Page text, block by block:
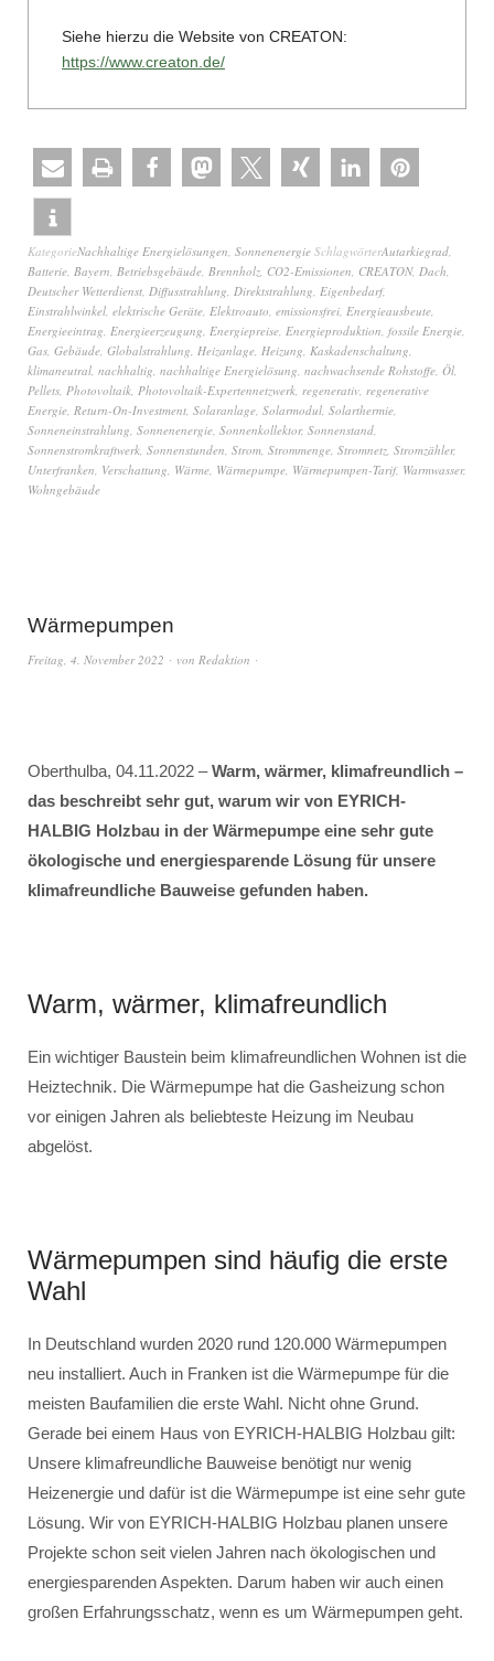
Siehe hierzu die Website von CREATON:
https://www.creaton.de/
KategorieNachhaltige Energielösungen, Sonnenenergie SchlagwörterAutarkiegrad,
Batterie, Bayern, Betriebsgebäude, Brennholz, CO2-Emissionen, CREATON, Dach,
Deutscher Wetterdienst, Diffusstrahlung, Direktstrahlung, Eigenbedarf,
Einstrahlwinkel, elektrische Geräte, Elektroauto, emissionsfrei, Energieausbeute,
Energieeintrag, Energieerzeugung, Energiepreise, Energieproduktion, fossile Energie,
Gas, Gebäude, Globalstrahlung, Heizanlage, Heizung, Kaskadenschaltung,
klimaneutral, nachhaltig, nachhaltige Energielösung, nachwachsende Rohstoffe, Öl,
Pellets, Photovoltaik, Photovoltaik-Expertennetzwerk, regenerativ, regenerative
Energie, Return-On-Investment, Solaranlage, Solarmodul, Solarthermie,
Sonneneinstrahlung, Sonnenenergie, Sonnenkollektor, Sonnenstand,
Sonnenstromkraftwerk, Sonnenstunden, Strom, Strommenge, Stromnetz, Stromzähler,
Unterfranken, Verschattung, Wärme, Wärmepumpe, Wärmepumpen-Tarif, Warmwasser,
Wohngebäude
Wärmepumpen
Freitag, 4. November 2022 von Redaktion
Oberthulba, 04.11.2022 –Warm, wärmer, klimafreundlich –
das beschreibt sehr gut, warum wir von EYRICH-
HALBIG Holzbau in der Wärmepumpe eine sehr gute
ökologische und energiesparende Lösung für unsere
klimafreundliche Bauweise gefunden haben.
Warm, wärmer, klimafreundlich
Ein wichtiger Baustein beim klimafreundlichen Wohnen ist die
Heiztechnik. Die Wärmepumpe hat die Gasheizung schon
vor einigen Jahren als beliebteste Heizung im Neubau
abgelöst.
Wärmepumpen sind häufig die erste
Wahl
In Deutschland wurden 2020 rund 120.000 Wärmepumpen
neu installiert. Auch in Franken ist die Wärmepumpe für die
meisten Baufamilien die erste Wahl. Nicht ohne Grund.
Gerade bei einem Haus von EYRICH-HALBIG Holzbau gilt:
Unsere klimafreundliche Bauweise benötigt nur wenig
Heizenergie und dafür ist die Wärmepumpe ist eine sehr gute
Lösung. Wir von EYRICH-HALBIG Holzbau planen unsere
Projekte schon seit vielen Jahren nach ökologischen und
energiesparenden Aspekten. Darum haben wir auch einen
großen Erfahrungsschatz, wenn es um Wärmepumpen geht.